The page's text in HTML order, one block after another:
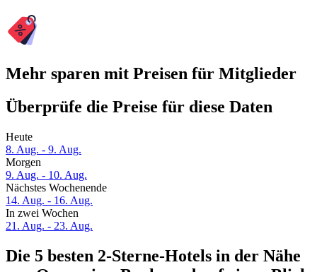
Mehr sparen mit Preisen für Mitglieder
Überprüfe die Preise für diese Daten
Heute
8. Aug. - 9. Aug.
Morgen
9. Aug. - 10. Aug.
Nächstes Wochenende
14. Aug. - 16. Aug.
In zwei Wochen
21. Aug. - 23. Aug.
Die 5 besten 2-Sterne-Hotels in der Nähe